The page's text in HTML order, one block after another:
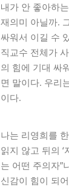
내가 안 좋아하
재의미 아닐까.
싸워서 이길 수
직교수 전체가
의 힘에 기대 싸
면 말이다. 우리
이다.
나는 리영희를
읽지 않고 뒤의
는 어떤 주의자”
신감이 힘이 되